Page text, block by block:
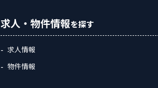
求人・物件情報を探す
求人情報
物件情報